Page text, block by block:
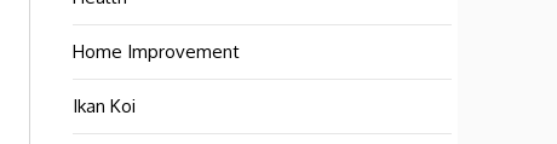
Home Improvement
Ikan Koi